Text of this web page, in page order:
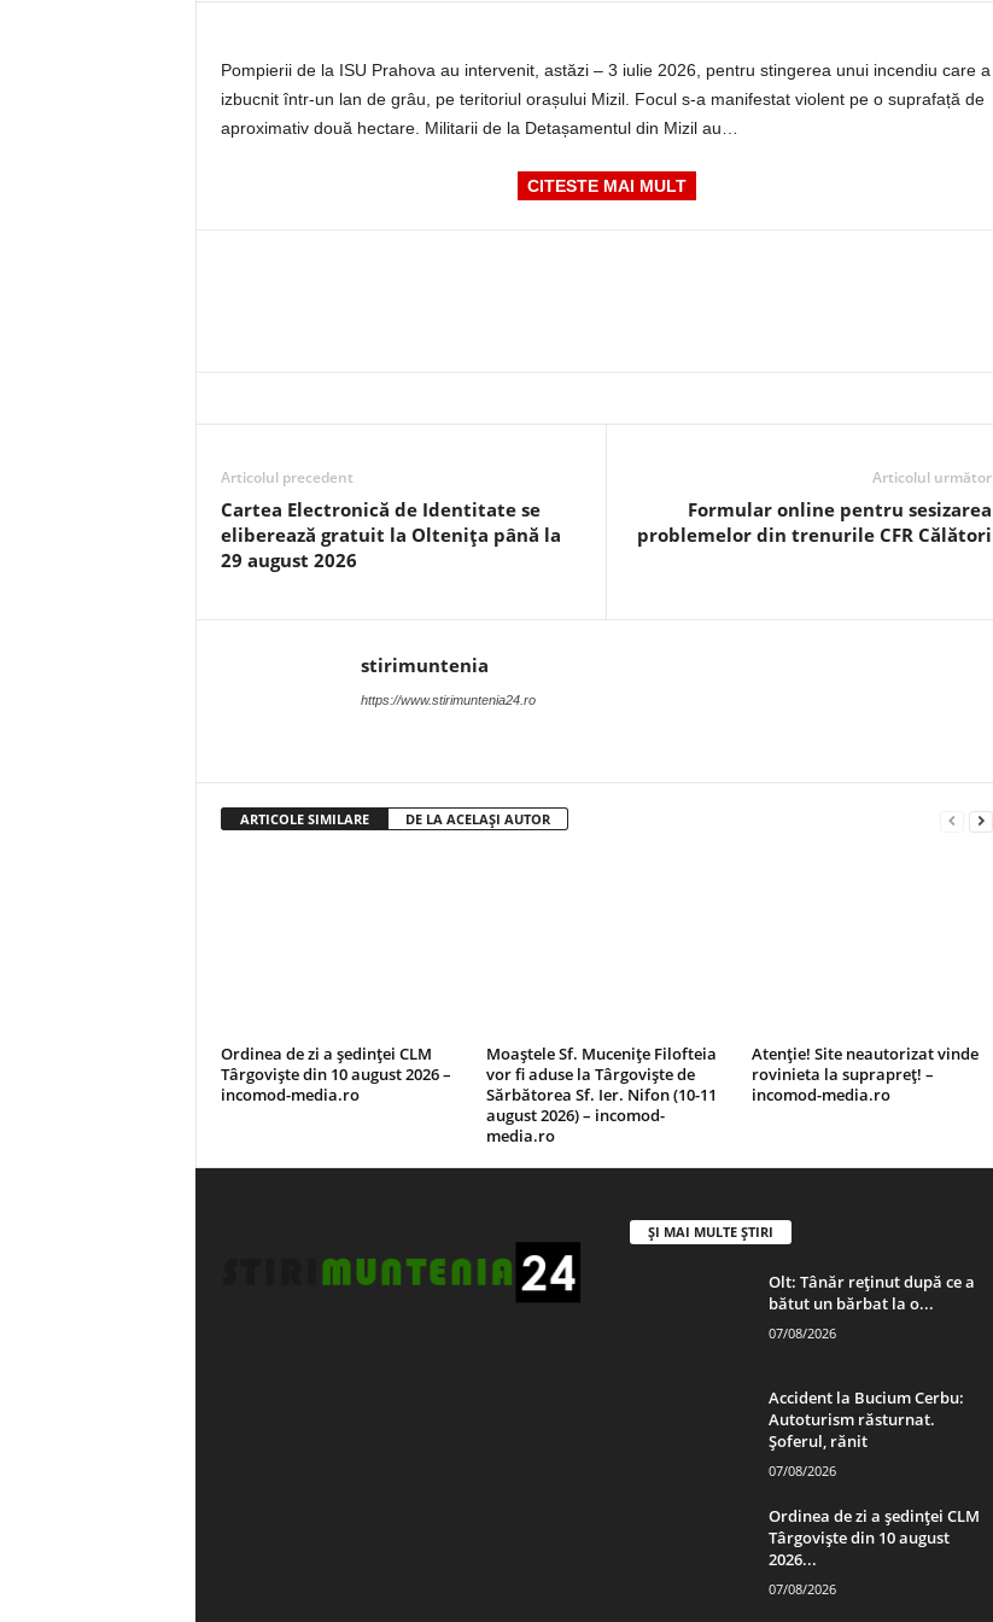
Pompierii de la ISU Prahova au intervenit, astăzi – 3 iulie 2026, pentru stingerea unui incendiu care a
izbucnit într-un lan de grâu, pe teritoriul orașului Mizil. Focul s-a manifestat violent pe o suprafață de
aproximativ două hectare. Militarii de la Detașamentul din Mizil au…
CITESTE MAI MULT
Articolul precedent
Cartea Electronică de Identitate se
eliberează gratuit la Oltenița până la
29 august 2026
Articolul următor
Formular online pentru sesizarea
problemelor din trenurile CFR Călători
stirimuntenia
https://www.stirimuntenia24.ro
ARTICOLE SIMILARE DE LA ACELAȘI AUTOR
Ordinea de zi a ședinței CLM
Târgoviște din 10 august 2026 –
incomod-media.ro
Moaștele Sf. Mucenițe Filofteia
vor fi aduse la Târgoviște de
Sărbătorea Sf. Ier. Nifon (10-11
august 2026) – incomod-
media.ro
Atenție! Site neautorizat vinde
rovinieta la suprapreț! –
incomod-media.ro
ȘI MAI MULTE ȘTIRI
Olt: Tânăr reținut după ce a
bătut un bărbat la o...
07/08/2026
Accident la Bucium Cerbu:
Autoturism răsturnat.
Șoferul, rănit
07/08/2026
Ordinea de zi a ședinței CLM
Târgoviște din 10 august
2026...
07/08/2026